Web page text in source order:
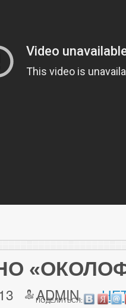
ADMIN
ПОДЕЛИТЬСЯ: